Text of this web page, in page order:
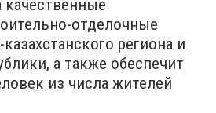
качественные
отделочные
региона и
а также обеспечит
из числа жителей